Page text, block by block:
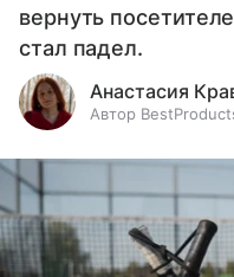
вернуть
стал падел.
Анастасия
Автор